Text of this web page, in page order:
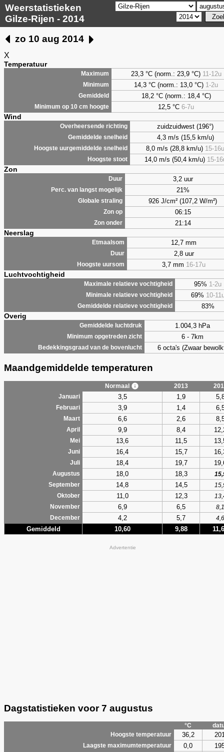
Weerstatistieken
Gilze-Rijen - 2014
zo 10 aug 2014
X
Temperatuur
Maximum 23,3 °C (norm.: 23,9 °C) 11-12u
Minimum 14,3 °C (norm.: 13,0 °C) 1-2u
Gemiddeld 18,2 °C (norm.: 18,4 °C)
Minimum op 10 cm hoogte 12,5 °C 6-7u
Wind
Overheersende richting zuidzuidwest (196°)
Gemiddelde snelheid 4,3 m/s (15,5 km/u)
Hoogste uurgemiddelde snelheid 8,0 m/s (28,8 km/u) 15-16u
Hoogste stoot 14,0 m/s (50,4 km/u) 15-
Zon
Duur 3,2 uur
Perc. van langst mogelijk 21%
Globale straling 926 J/cm² (107,2 W/m²)
Zon op 06:15
Zon onder 21:14
Neerslag
Etmaalsom 12,7 mm
Duur 2,8 uur
Hoogste uursom 3,7 mm 16-17u
Luchtvochtigheid
Maximale relatieve vochtigheid 95% 1-2u
Minimale relatieve vochtigheid 69% 10-
Gemiddelde relatieve vochtigheid 83%
Overig
Gemiddelde luchtdruk 1.004,3 hPa
Minimum opgetreden zicht 6 - 7km
Bedekkingsgraad van de bovenlucht 6 octa's (Zwaar
Maandgemiddelde temperaturen
Normaal 2013
Januari
3,5 1,9
Februari 3,9 1,4
Maart 6,6 2,6
April 9,9 8,4
Mei 13,6 11,5
Juni 16,4 15,7
Juli 18,4 19,7
Augustus 18,0 18,3
September
14,8 14,5
Oktober
11,0 12,3
November
6,9 6,5
8,1
December
4,2 5,7 4,6
Gemiddeld 10,60 9,88
Advertentie
Dagstatistieken voor 7 augustus
°C
Hoogste temperatuur
36,2
Laagste maximumtemperatuur 0,0